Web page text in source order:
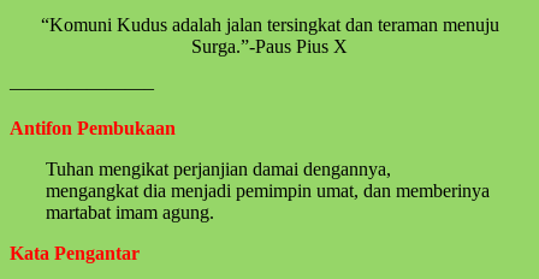
“Komuni Kudus adalah jalan tersingkat dan teraman menuju
Surga.”-Paus Pius X
———————–
Antifon Pembukaan
Tuhan mengikat perjanjian damai dengannya,
mengangkat dia menjadi pemimpin umat, dan memberinya
martabat imam agung.
Kata Pengantar